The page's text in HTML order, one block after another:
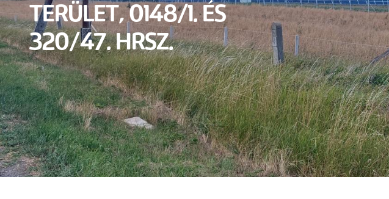
TERÜLET, 0148/1. ÉS
320/47. HRSZ.